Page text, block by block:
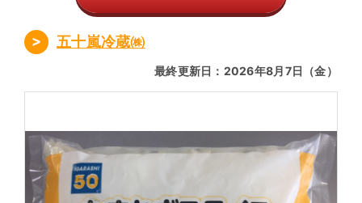
五十嵐冷蔵㈱
最終更新日：2026年8月7日（金）